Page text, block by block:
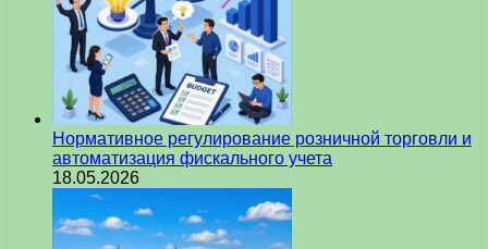
Нормативное регулирование розничной торговли и
автоматизация фискального учета
18.05.2026